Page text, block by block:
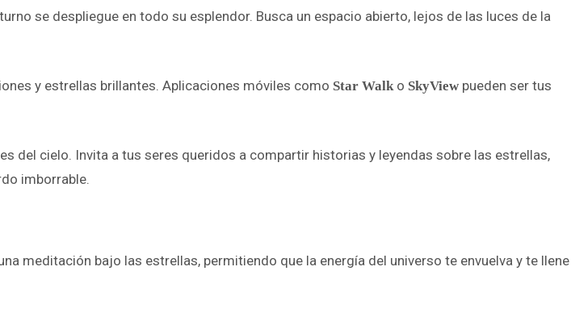
se despliegue en todo su esplendor. Busca un espacio abierto, lejos de las luces de la
y estrellas brillantes. Aplicaciones móviles como Star Walko SkyView pueden ser tus
del cielo. Invita a tus seres queridos a compartir historias y leyendas sobre las estrellas,
imborrable.
meditación bajo las estrellas, permitiendo que la energía del universo te envuelva y te llene